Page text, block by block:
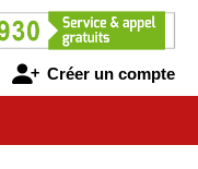
Créer un compte